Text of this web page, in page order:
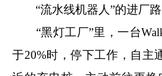
“流水线机器人”的进厂路
“黑灯工厂”里，一台
于20%时，停下工作，自主